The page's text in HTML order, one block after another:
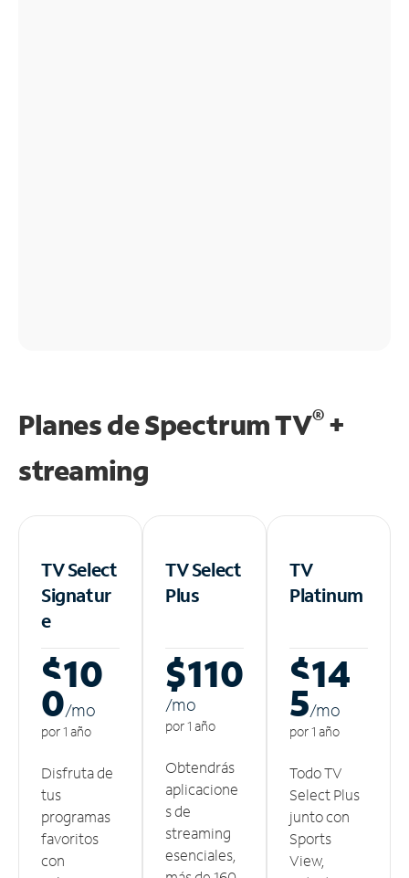
Planes de Spectrum TV®+
streaming
TV Select
Signatur
e
$10
0/mo
por 1 año
Disfruta de
tus
programas
favoritos
con
TV Select
Plus
$110
/mo
por 1 año
Obtendrás
aplicacione
s de
streaming
esenciales,
TV
Platinum
$14
5/mo
por 1 año
Todo TV
Select Plus
junto con
Sports
View,